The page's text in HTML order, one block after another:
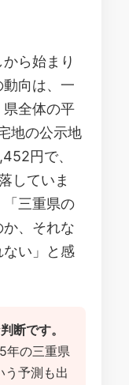
ら始まり
向は、一
全体の平
地の公示地
円で、
していま
三重県の
、それな
ない」と感
断です。
年の三重県
う予測も出